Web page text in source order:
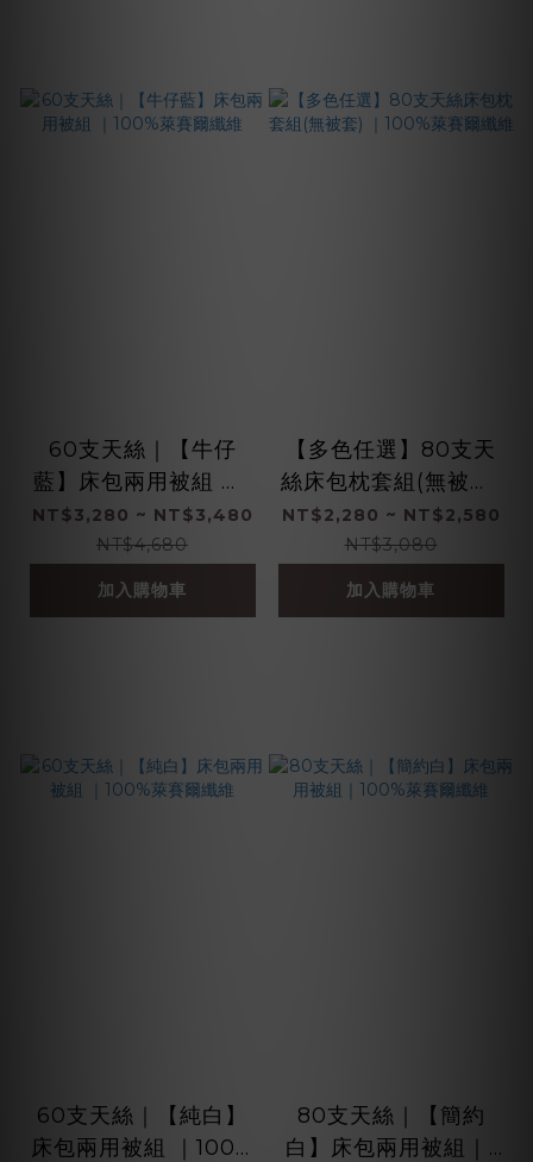
60支天絲｜【牛仔
藍】床包兩用被組 ｜1
00%萊賽爾纖維
NT$3,280 ~ NT$3,480
NT$4,680
加入購物車
【多色任選】80支天
絲床包枕套組(無被套)
｜100%萊賽爾纖維
NT$2,280 ~ NT$2,580
NT$3,080
加入購物車
60支天絲｜【純白】
床包兩用被組 ｜100%
80支天絲｜【簡約
白】床包兩用被組｜1